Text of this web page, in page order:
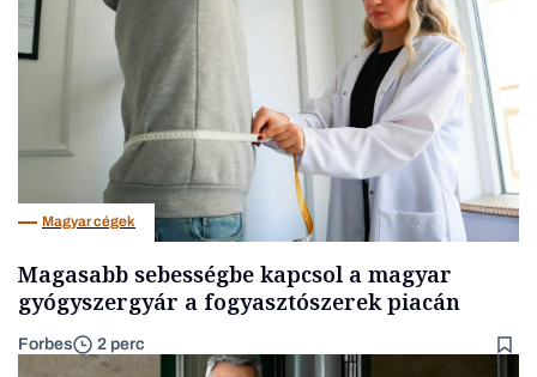
Magyar cégek
Magasabb sebességbe kapcsol a magyar
gyógyszergyár a fogyasztószerek piacán
Forbes 2 perc